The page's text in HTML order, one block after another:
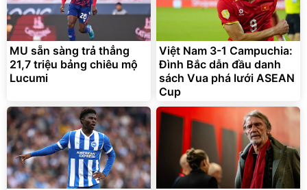
MU sẵn sàng trả thẳng
21,7 triệu bảng chiêu mộ
Lucumi
Việt Nam 3-1 Campuchia:
Đình Bắc dẫn đầu danh
sách Vua phá lưới ASEAN
Cup